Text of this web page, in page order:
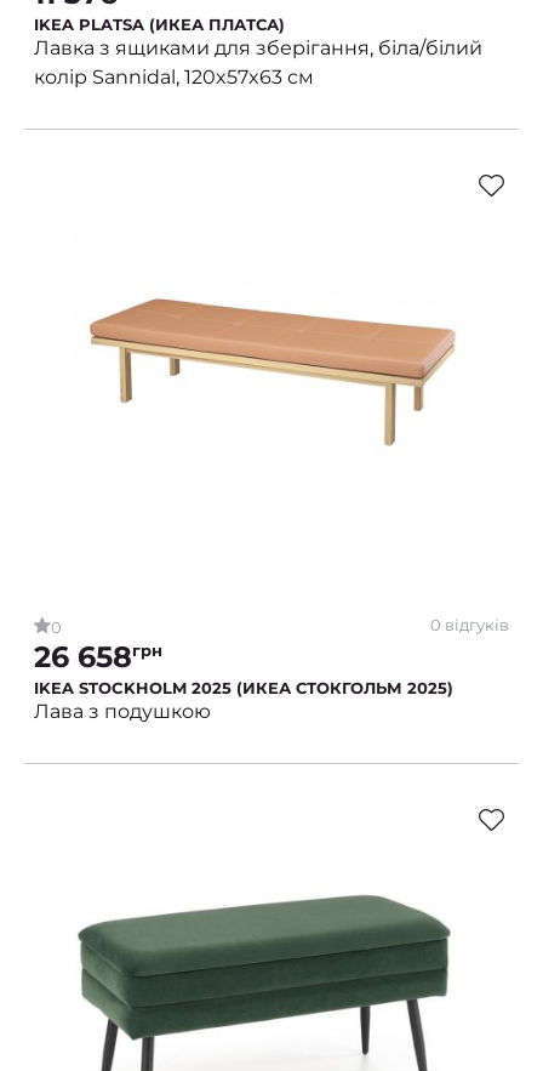
IKEA PLATSA (ИКЕА ПЛАТСА)
Лавка з ящиками для зберігання, біла/білий
колір Sannidal, 120x57x63 см
0 0 відгуків
26 658грн
IKEA STOCKHOLM 2025 (ИКЕА СТОКГОЛЬМ 2025)
Лава з подушкою